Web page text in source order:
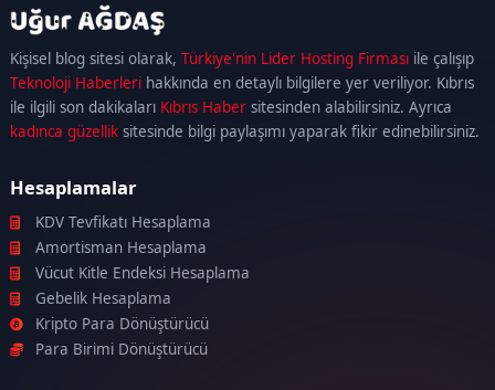
Kişisel blog sitesi olarak,Türkiye'nin Lider Hosting Firması ile çalışıp
Teknoloji Haberleri hakkında en detaylı bilgilere yer veriliyor. Kıbrıs
ile ilgili son dakikaları Kıbrıs Haber sitesinden alabilirsiniz. Ayrıca
kadınca güzellik sitesinde bilgi paylaşımı yaparak fikir edinebilirsiniz.
kadıköy
escortmaltepe
escortataşehir
escortümraniye
escort
Hesaplamalar
KDV Tevfikatı Hesaplama
Amortisman Hesaplama
Vücut Kitle Endeksi Hesaplama
Gebelik Hesaplama
Kripto Para Dönüştürücü
Para Birimi Dönüştürücü